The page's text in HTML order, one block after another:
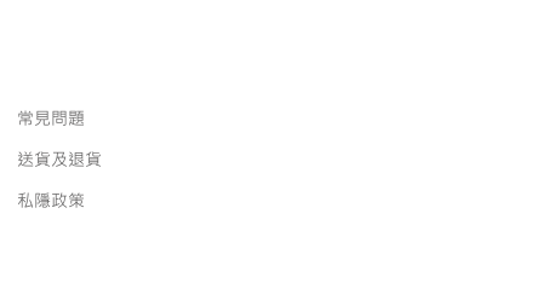
常見問題
送貨及退貨
私隱政策